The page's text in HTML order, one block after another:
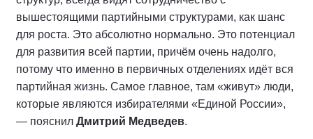
вышестоящими партийными структурами, как шанс
для роста. Это абсолютно нормально. Это потенциал
для развития всей партии, причём очень надолго,
потому что именно в первичных отделениях идёт вся
партийная жизнь. Самое главное, там «живут» люди,
которые являются избирателями «Единой России»,
— пояснил Дмитрий Медведев.